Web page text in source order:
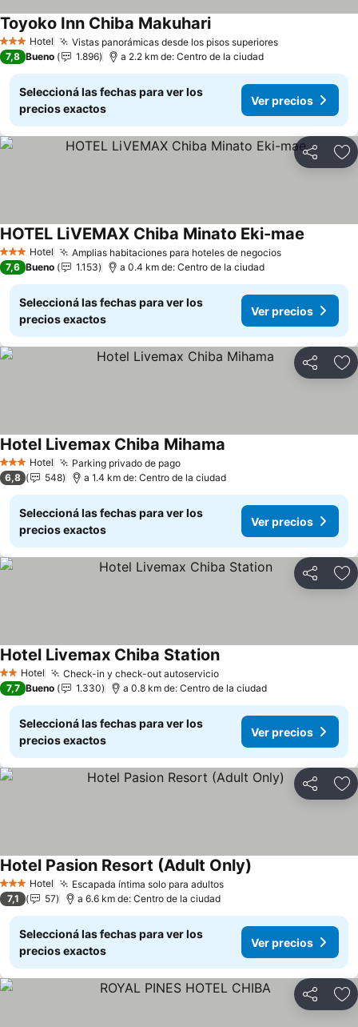
3 Estrellas
Hotel Vistas panorámicas desde los pisos superiores
Toyoko Inn Chiba Makuhari
7,8 Bueno 1.896 a 2.2 km de: Centro de la ciudad
Seleccioná las fechas para ver los
precios exactos
Ver precios
Compartir
3 Estrellas
Hotel Amplias habitaciones para hoteles de negocios
HOTEL LiVEMAX Chiba Minato Eki-mae
7,6 Bueno 1.153 a 0.4 km de: Centro de la ciudad
Seleccioná las fechas para ver los
precios exactos
Ver precios
Compartir
3 Estrellas
Hotel Parking privado de pago
Hotel Livemax Chiba Mihama
6,8 548 a 1.4 km de: Centro de la ciudad
Seleccioná las fechas para ver los
precios exactos
Ver precios
Compartir
2 Estrellas
Hotel Check-in y check-out autoservicio
Hotel Livemax Chiba Station
7,7 Bueno 1.330 a 0.8 km de: Centro de la ciudad
Seleccioná las fechas para ver los
precios exactos
Ver precios
Compartir
3 Estrellas
Hotel Escapada íntima solo para adultos
Hotel Pasion Resort (Adult Only)
7,1 57 a 6.6 km de: Centro de la ciudad
Seleccioná las fechas para ver los
precios exactos
Ver precios
Compartir